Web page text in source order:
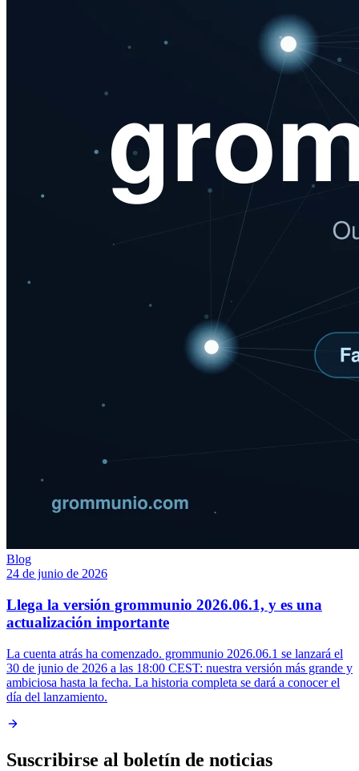
Blog
24 de junio de 2026
Llega la versión grommunio 2026.06.1, y es una
actualización importante
La cuenta atrás ha comenzado. grommunio 2026.06.1 se lanzará el
30 de junio de 2026 a las 18:00 CEST: nuestra versión más grande y
ambiciosa hasta la fecha. La historia completa se dará a conocer el
día del lanzamiento.
Suscribirse al boletín de noticias